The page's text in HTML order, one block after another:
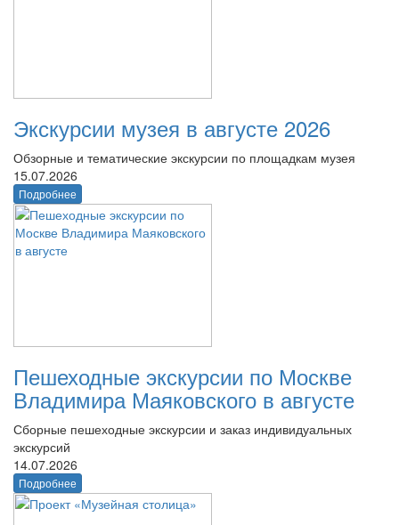
Экскурсии музея в августе 2026
Обзорные и тематические экскурсии по площадкам музея
15.07.2026
Подробнее
Пешеходные экскурсии по Москве
Владимира Маяковского в августе
Сборные пешеходные экскурсии и заказ индивидуальных
экскурсий
14.07.2026
Подробнее